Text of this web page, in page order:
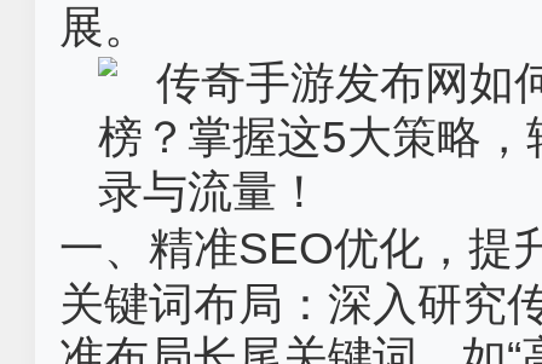
展。
一、精准SEO优化，提
关键词布局‌：深入研究